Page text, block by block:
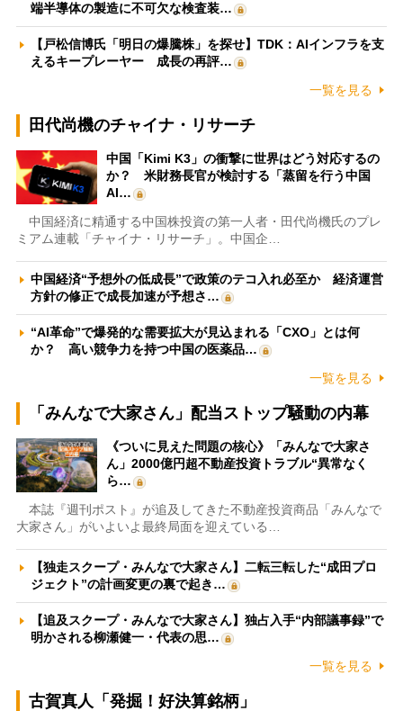
端半導体の製造に不可欠な検査装…
【戸松信博氏「明日の爆騰株」を探せ】TDK：AIインフラを支
えるキープレーヤー 成長の再評…
一覧を見る
田代尚機のチャイナ・リサーチ
中国「Kimi K3」の衝撃に世界はどう対応するの
か？ 米財務長官が検討する「蒸留を行う中国
AI…
中国経済に精通する中国株投資の第一人者・田代尚機氏のプレ
ミアム連載「チャイナ・リサーチ」。中国企…
中国経済“予想外の低成長”で政策のテコ入れ必至か 経済運営
方針の修正で成長加速が予想さ…
“AI革命”で爆発的な需要拡大が見込まれる「CXO」とは何
か？ 高い競争力を持つ中国の医薬品…
一覧を見る
「みんなで大家さん」配当ストップ騒動の内幕
《ついに見えた問題の核心》「みんなで大家さ
ん」2000億円超不動産投資トラブル“異常なく
ら…
本誌『週刊ポスト』が追及してきた不動産投資商品「みんなで
大家さん」がいよいよ最終局面を迎えている…
【独走スクープ・みんなで大家さん】二転三転した“成田プロ
ジェクト”の計画変更の裏で起き…
【追及スクープ・みんなで大家さん】独占入手“内部議事録”で
明かされる柳瀬健一・代表の思…
一覧を見る
古賀真人「発掘！好決算銘柄」